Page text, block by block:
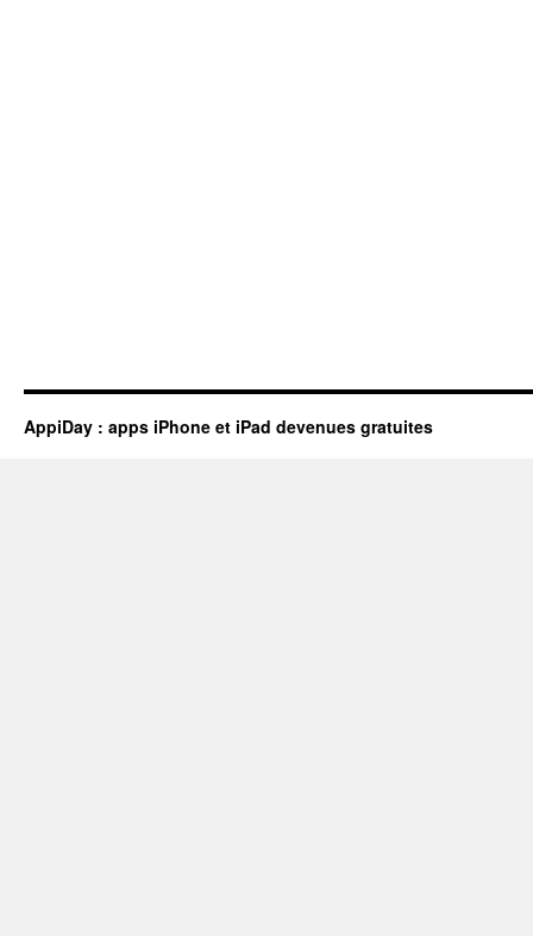
AppiDay : apps iPhone et iPad devenues gratuites